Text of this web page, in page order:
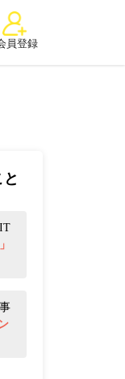
員登録